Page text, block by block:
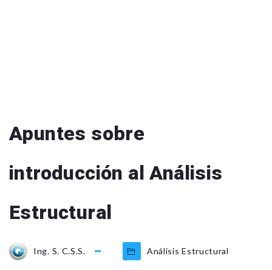
Apuntes sobre
introducción al Análisis
Estructural
Ing. S. C.S.S. Análisis Estructural